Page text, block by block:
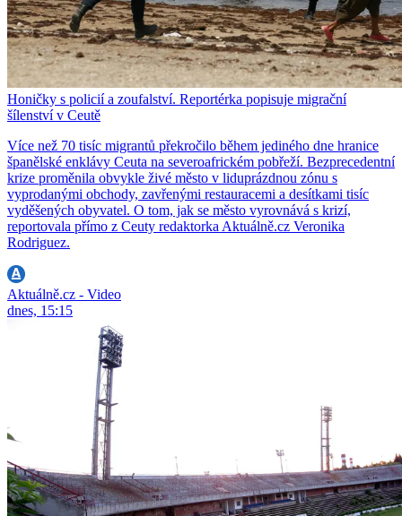
Honičky s policií a zoufalství. Reportérka popisuje migrační
šílenství v Ceutě
Více než 70 tisíc migrantů překročilo během jediného dne hranice
španělské enklávy Ceuta na severoafrickém pobřeží. Bezprecedentní
krize proměnila obvykle živé město v liduprázdnou zónu s
vyprodanými obchody, zavřenými restauracemi a desítkami tisíc
vyděšených obyvatel. O tom, jak se město vyrovnává s krizí,
reportovala přímo z Ceuty redaktorka Aktuálně.cz Veronika
Rodriguez.
Aktuálně.cz - Video
dnes, 15:15